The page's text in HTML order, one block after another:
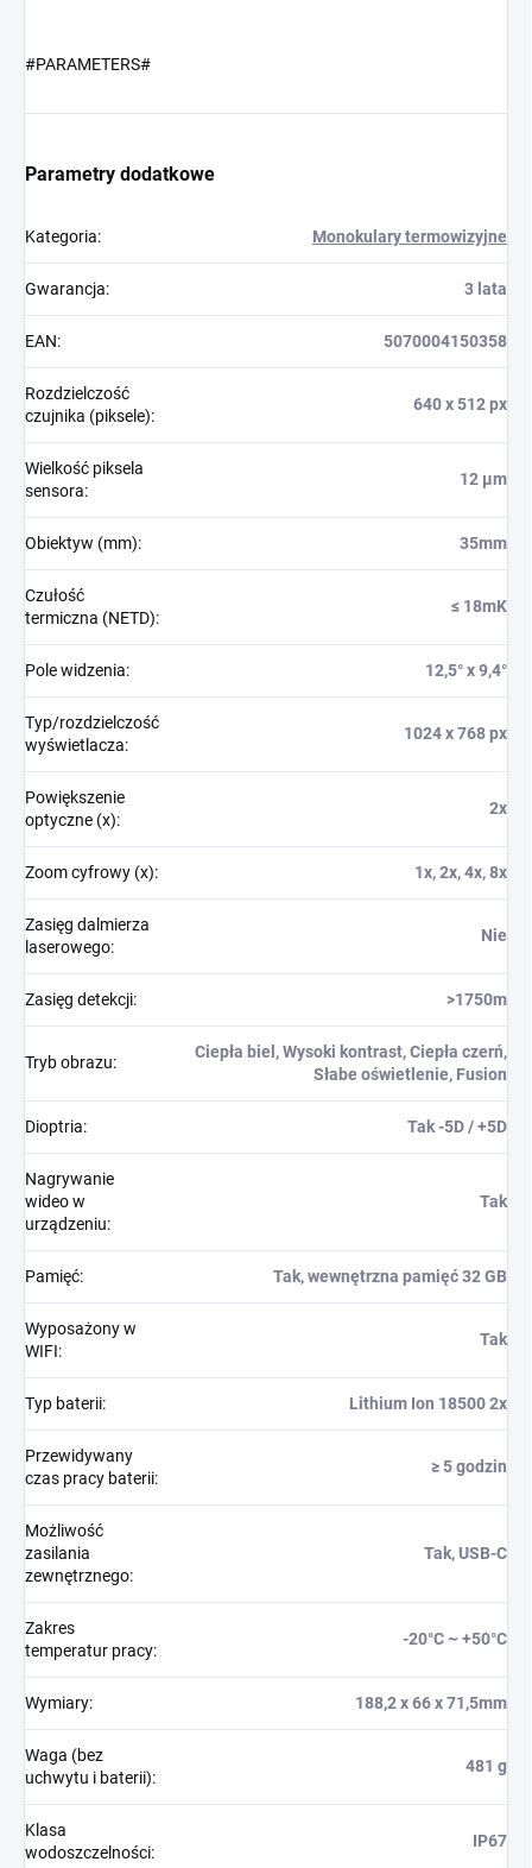
#PARAMETERS#
Parametry dodatkowe
Kategoria: Monokulary termowizyjne
Gwarancja: 3 lata
EAN: 5070004150358
Rozdzielczość
czujnika (piksele):
640 x 512 px
Wielkość piksela
sensora:
12 µm
Obiektyw (mm): 35mm
Czułość
termiczna (NETD):
≤ 18mK
Pole widzenia: 12,5° x 9,4°
Typ/rozdzielczość
wyświetlacza:
1024 x 768 px
Powiększenie
optyczne (x):
2x
Zoom cyfrowy (x): 1x, 2x, 4x, 8x
Zasięg dalmierza
laserowego:
Nie
Zasięg detekcji: >1750m
Tryb obrazu:
Ciepła biel, Wysoki kontrast, Ciepła czerń,
Słabe oświetlenie, Fusion
Dioptria: Tak -5D / +5D
Nagrywanie
wideo w
urządzeniu:
Tak
Pamięć: Tak, wewnętrzna pamięć 32 GB
Wyposażony w
WIFI:
Tak
Typ baterii: Lithium Ion 18500 2x
Przewidywany
czas pracy baterii:
≥ 5 godzin
Możliwość
zasilania
zewnętrznego:
Tak, USB-C
Zakres
temperatur pracy:
-20°C ~ +50°C
Wymiary: 188,2 x 66 x 71,5mm
Waga (bez
uchwytu i baterii):
481 g
Klasa
wodoszczelności:
IP67